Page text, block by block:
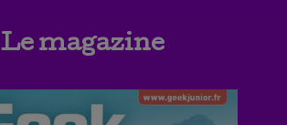
Le magazine